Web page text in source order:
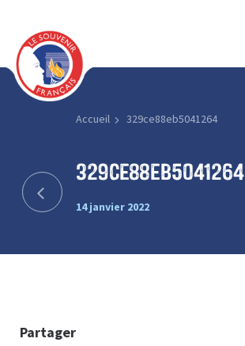
Accueil 329ce88eb5041264
329ce88eb5041264
14 janvier 2022
Partager